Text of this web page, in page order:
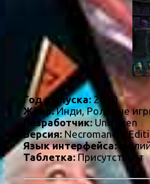
Год выпуска:2020
Жанр:Инди, Ролевые
Разработчик:Unfrozen
Версия: Necromancer
Язык интерфейса:
Таблетка: Присутствует